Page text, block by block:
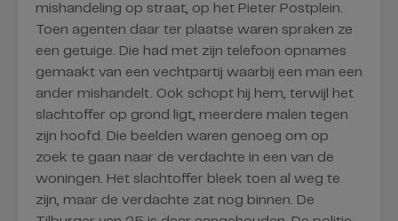
mishandeling op straat, op het Pieter Postplein.
Toen agenten daar ter plaatse waren spraken ze
een getuige. Die had met zijn telefoon opnames
gemaakt van een vechtpartij waarbij een man een
ander mishandelt. Ook schopt hij hem, terwijl het
slachtoffer op grond ligt, meerdere malen tegen
zijn hoofd. Die beelden waren genoeg om op
zoek te gaan naar de verdachte in een van de
woningen. Het slachtoffer bleek toen al weg te
zijn, maar de verdachte zat nog binnen. De